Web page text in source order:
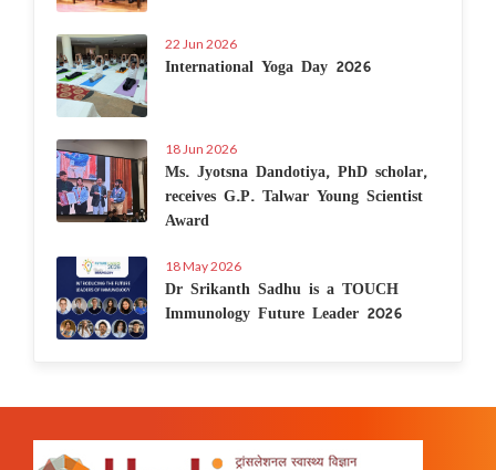
22 Jun 2026
International Yoga Day 2026
18 Jun 2026
Ms. Jyotsna Dandotiya, PhD scholar,
receives G.P. Talwar Young Scientist
Award
18 May 2026
Dr Srikanth Sadhu is a TOUCH
Immunology Future Leader 2026